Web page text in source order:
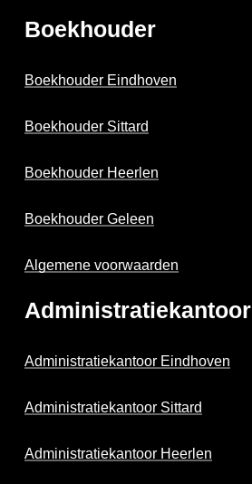
Boekhouder
Boekhouder Eindhoven
Boekhouder Sittard
Boekhouder Heerlen
Boekhouder Geleen
Algemene voorwaarden
Administratiekantoor
Administratiekantoor Eindhoven
Administratiekantoor Sittard
Administratiekantoor Heerlen